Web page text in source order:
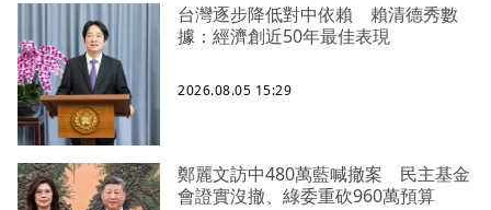
台灣逐步降低對中依賴 賴清德秀數
據：經濟創近50年最佳表現
2026.08.05 15:29
鄭麗文訪中480萬藍喊撤案 民主基金
會證實沒撤、綠委重砍960萬預算